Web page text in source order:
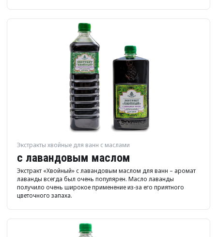
Экстракты хвойные для ванн с маслами
с лавандовым маслом
Экстракт «Хвойный» с лавандовым маслом для ванн – аромат
лаванды всегда был очень популярен. Масло лаванды
получило очень широкое применение из-за его приятного
цветочного запаха.